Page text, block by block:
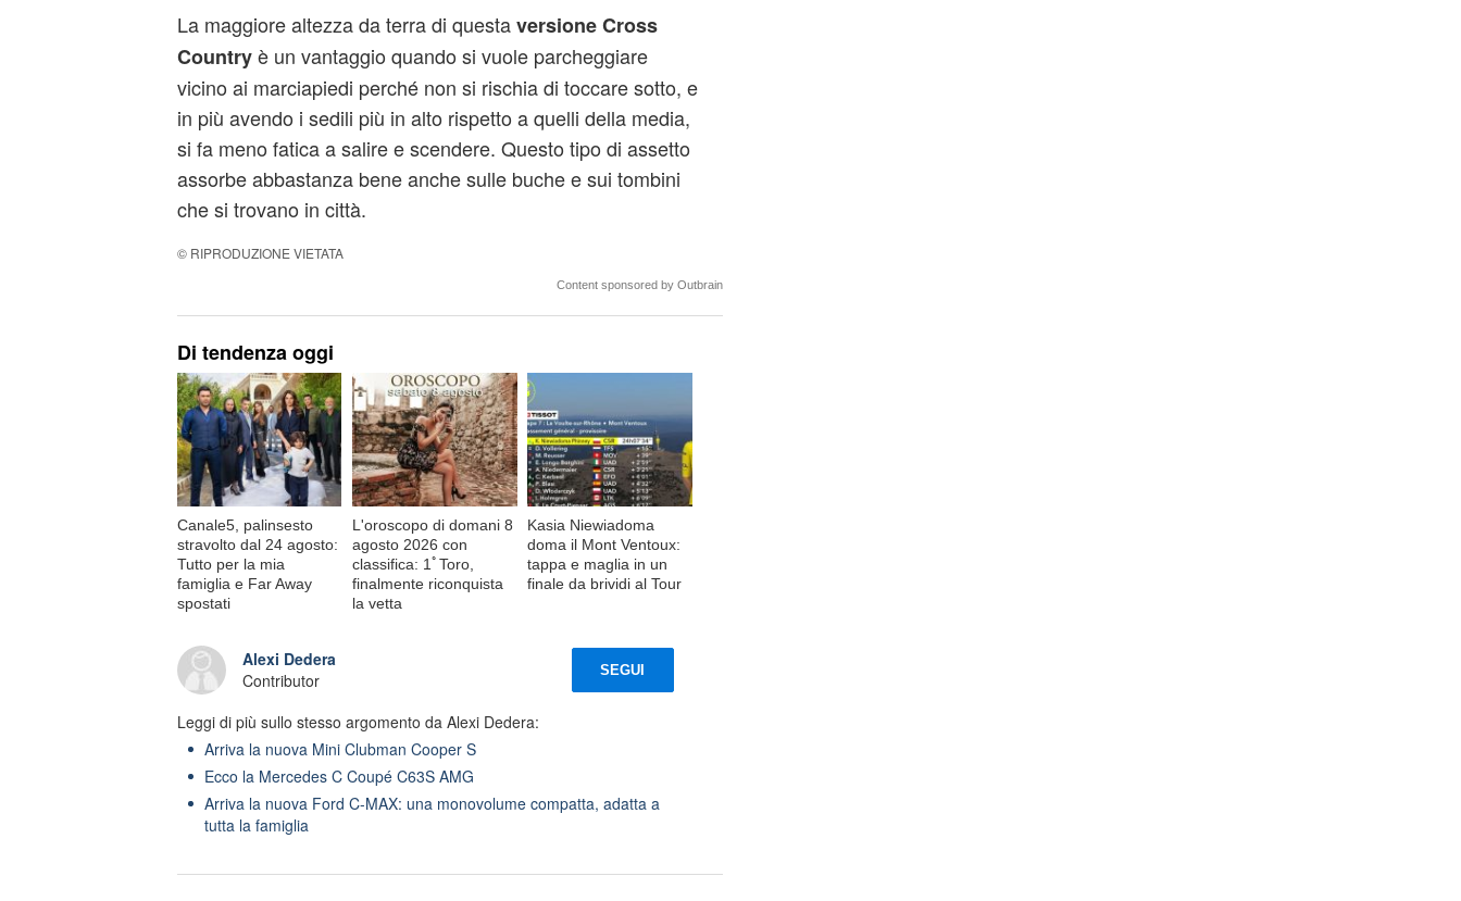
La maggiore altezza da terra di questaversione Cross
Countryè un vantaggio quando si vuole parcheggiare
vicino ai marciapiedi perché non si rischia di toccare sotto, e
in più avendo i sedili più in alto rispetto a quelli della media,
si fa meno fatica a salire e scendere. Questo tipo di assetto
assorbe abbastanza bene anche sulle buche e sui tombini
che si trovano in città.
© RIPRODUZIONE VIETATA
Content sponsored by Outbrain
Di tendenza oggi
Canale5, palinsesto
stravolto dal 24 agosto:
Tutto per la mia
famiglia e Far Away
spostati
L'oroscopo di domani 8
agosto 2026 con
classifica: 1ﾟToro,
finalmente riconquista
la vetta
Kasia Niewiadoma
doma il Mont Ventoux:
tappa e maglia in un
finale da brividi al Tour
Alexi Dedera
Contributor
SEGUI
Leggi di più sullo stesso argomento da Alexi Dedera:
Arriva la nuova Mini Clubman Cooper S
Ecco la Mercedes C Coupé C63S AMG
Arriva la nuova Ford C-MAX: una monovolume compatta, adatta a
tutta la famiglia